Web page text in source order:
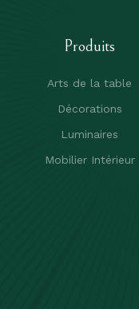
Produits
Arts de la table
Décorations
Luminaires
Mobilier Intérieur